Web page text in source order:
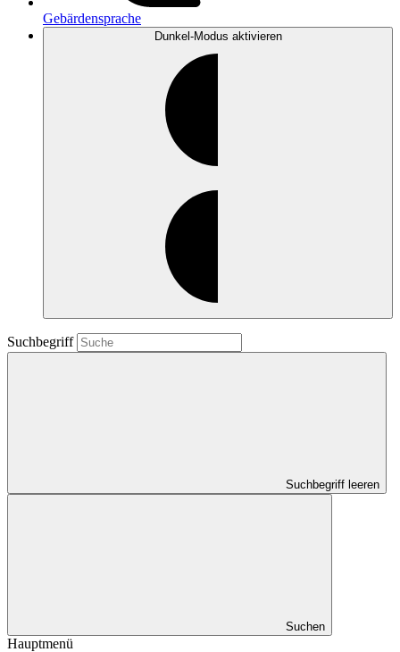
Gebärdensprache
Dunkel-Modus aktivieren
Suchbegriff
Suchbegriff leeren
Suchen
Hauptmenü